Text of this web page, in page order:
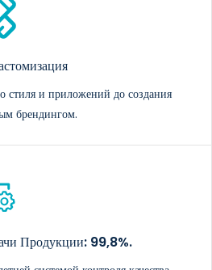
стиля и приложений до создания
брендингом.
Продукции: 99,8%.